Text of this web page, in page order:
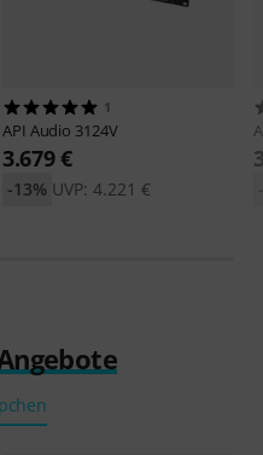
1
API Audio 3124V
3.679 €
UVP: 4.221 €
-13%